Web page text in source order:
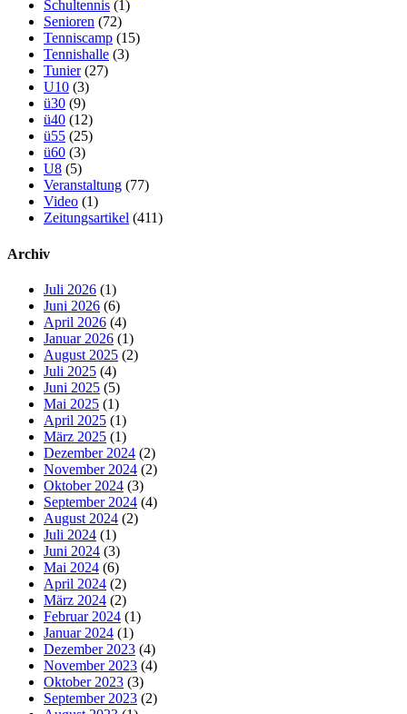
Schultennis (1)
Senioren (72)
Tenniscamp (15)
Tennishalle (3)
Tunier(27)
U10 (3)
ü30 (9)
ü40 (12)
ü55 (25)
ü60 (3)
U8 (5)
Veranstaltung (77)
Video (1)
Zeitungsartikel (411)
Archiv
Juli 2026 (1)
Juni 2026 (6)
April 2026 (4)
Januar 2026 (1)
August 2025 (2)
Juli 2025 (4)
Juni 2025 (5)
Mai 2025 (1)
April 2025 (1)
März 2025 (1)
Dezember 2024 (2)
November 2024 (2)
Oktober 2024 (3)
September 2024 (4)
August 2024 (2)
Juli 2024 (1)
Juni 2024 (3)
Mai 2024 (6)
April 2024 (2)
März 2024 (2)
Februar 2024 (1)
Januar 2024 (1)
Dezember 2023 (4)
November 2023 (4)
Oktober 2023 (3)
September 2023 (2)